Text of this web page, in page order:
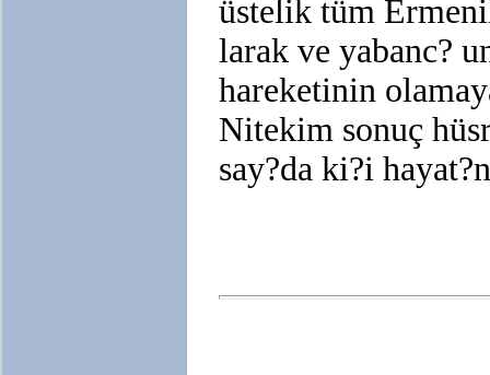
üstelik tüm
larak ve yabanc?
hareketinin
Nitekim sonuç
say?da ki?i